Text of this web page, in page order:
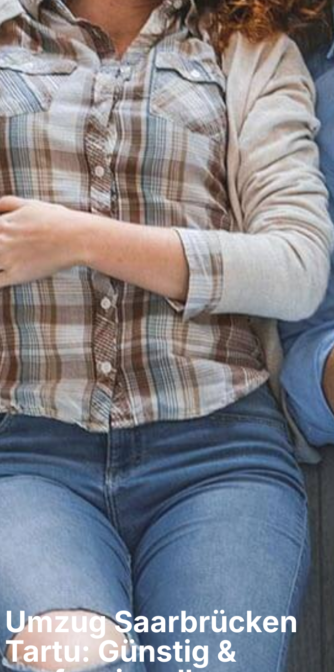
Umzug Saarbrücken​
Tartu: Günstig &